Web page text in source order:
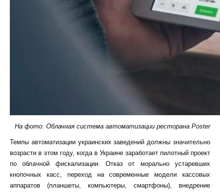
На фото: Облачная система автоматизации ресторана Poster
Темпы автоматизации украинских заведений должны значительно
возрасти в этом году, когда в Украине заработает пилотный проект
по облачной фискализации. Отказ от морально устаревших
кнопочных касс, переход на современные модели кассовых
аппаратов (планшеты, компьютеры, смартфоны), внедрение